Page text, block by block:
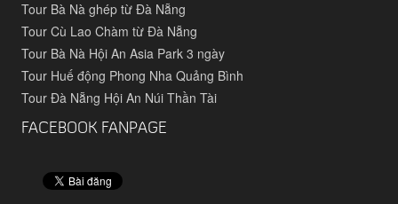
Tour Bà Nà ghép từ Đà Nẵng
Tour Cù Lao Chàm từ Đà Nẵng
Tour Bà Nà Hội An Asia Park 3 ngày
Tour Huế động Phong Nha Quảng Bình
Tour Đà Nẵng Hội An Núi Thần Tài
FACEBOOK FANPAGE